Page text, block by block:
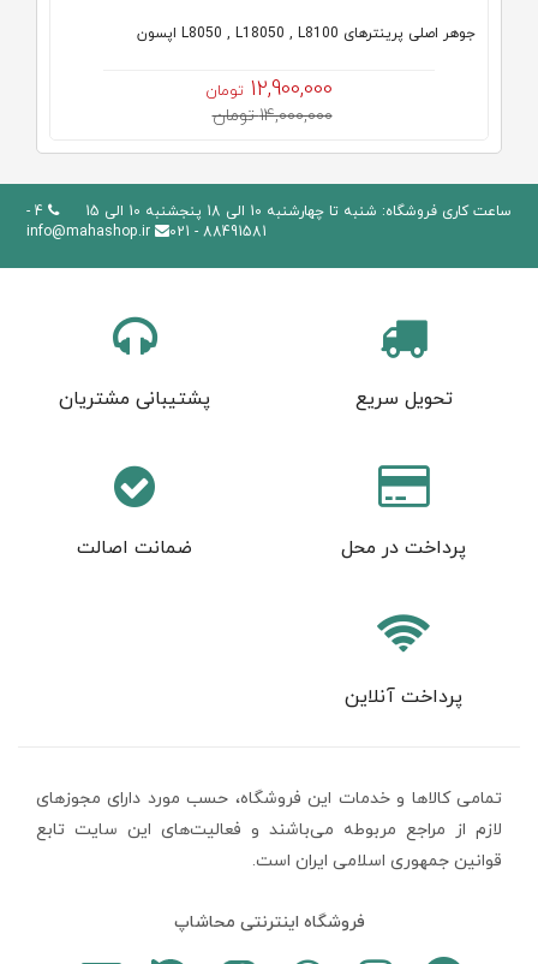
جوهر اصلی پرینترهای L8050 , L18050 , L8100 اپسون
12,900,000 تومان
14,000,000 تومان
ساعت کاری فروشگاه: شنبه تا چهارشنبه 10 الی 18 پنجشنبه 10 الی 15
4 -
88491581 - 021
info@mahashop.ir
تحویل سریع پشتیبانی مشتریان
پرداخت در محل ضمانت اصالت
پرداخت آنلاین
تمامی كالاها و خدمات اين فروشگاه، حسب مورد دارای مجوزهای
لازم از مراجع مربوطه می‌باشند و فعاليت‌های اين سايت تابع
قوانين جمهوری اسلامی ایران است.
فروشگاه اینترنتی محاشاپ